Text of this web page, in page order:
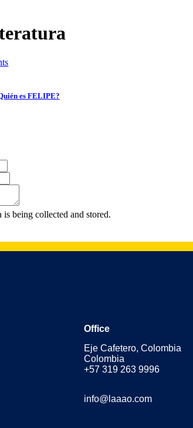
es FELIPE?
being collected and stored.
Office
Eje Cafetero, Colombia
Colombia
+57 319 263 9996
info@laaao.com